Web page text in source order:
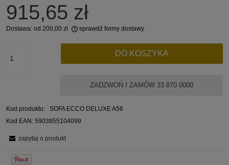
915,65 zł
Dostawa: od 200,00 zł sprawdź formy dostawy
DO KOSZYKA
ZADZWOŃ I ZAMÓW 33 870 0000
Kod produktu:
SOFA ECCO DELUXE A56
Kod EAN: 5903855104099
zapytaj o produkt